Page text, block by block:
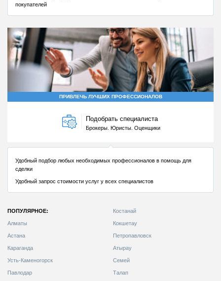
ПОПУЛЯРНОЕ:
Алматы
Астана
Караганда
Усть-Каменогорск
Павлодар
Костанай
Кокшетау
Петропавловск
Атырау
Семей
Талап